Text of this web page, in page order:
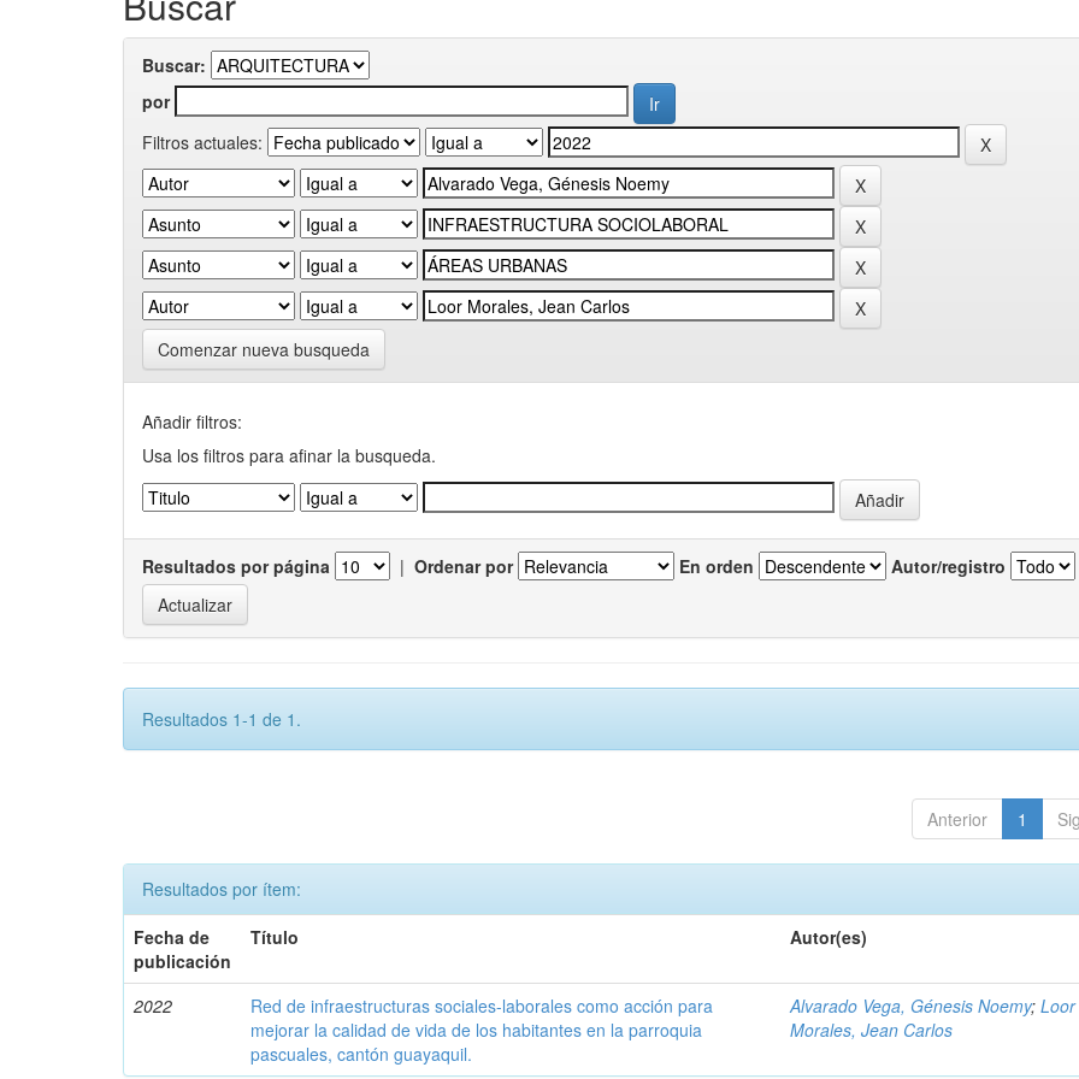
Buscar:
por
Filtros actuales:
Comenzar nueva busqueda
Añadir filtros:
Usa los filtros para afinar la busqueda.
Resultados por página | Ordenar por En orden Autor/registro
Resultados 1-1 de 1.
Anterior 1
Resultados por ítem:
Fecha de
publicación
Título Autor(es)
2022
Red de infraestructuras sociales-laborales como acción para
mejorar la calidad de vida de los habitantes en la parroquia
pascuales, cantón guayaquil.
Alvarado Vega, Génesis Noemy;Loor
Morales, Jean Carlos